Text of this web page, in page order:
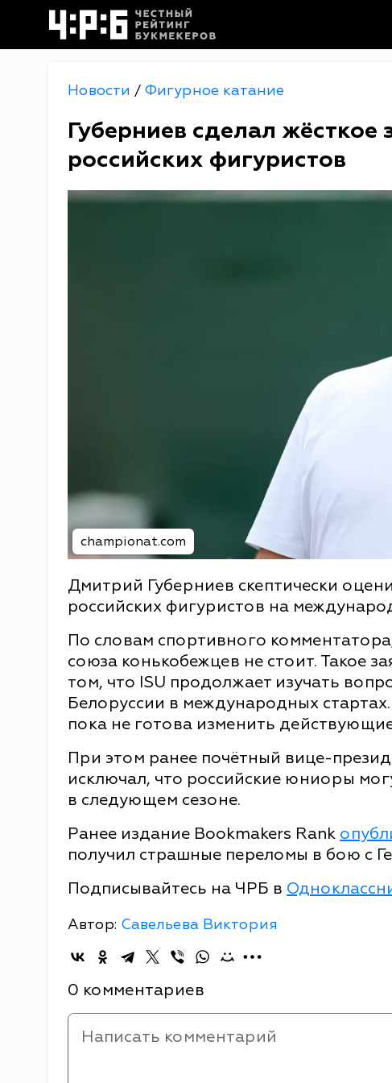
Новости / Фигурное катание
Губерниев сделал
российских фигуристов
championat.com
Дмитрий Губерниев скептически
российских фигуристов на
По словам спортивного
союза конькобежцев не стоит. Такое
том, что ISU продолжает изучать
Белоруссии в международных
пока не готова изменить
При этом ранее почётный вице-
исключал, что российские юниоры
в следующем сезоне.
Ранее издание Bookmakers Rank
получил страшные переломы в бою с
Подписывайтесь на ЧРБ в
Автор: Савельева Виктория
0 комментариев